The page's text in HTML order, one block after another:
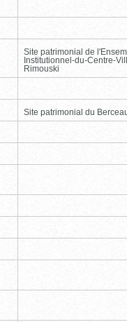
Site patrimonial de
Institutionnel-du-Centre-
Rimouski
Site patrimonial du